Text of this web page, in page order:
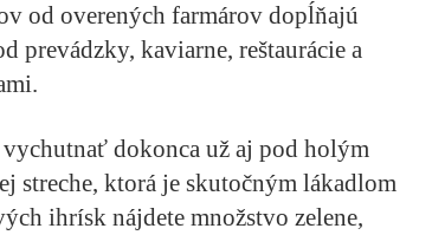
od overených farmárov dopĺňajú
prevádzky, kaviarne, reštaurácie a
dokonca už aj pod holým
streche, ktorá je skutočným lákadlom
ihrísk nájdete množstvo zelene,